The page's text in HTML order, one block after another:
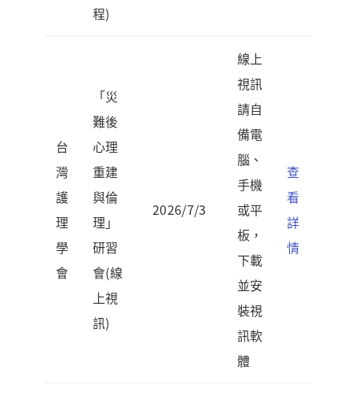
程)
台
灣
護
理
學
會
「災
難後
心理
重建
與倫
理」
研習
會(線
上視
訊)
2026/7/3
線上
視訊
請自
備電
腦、
手機
或平
板，
下載
並安
裝視
訊軟
體
查
看
詳
情